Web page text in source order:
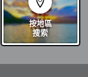
按地區
搜索